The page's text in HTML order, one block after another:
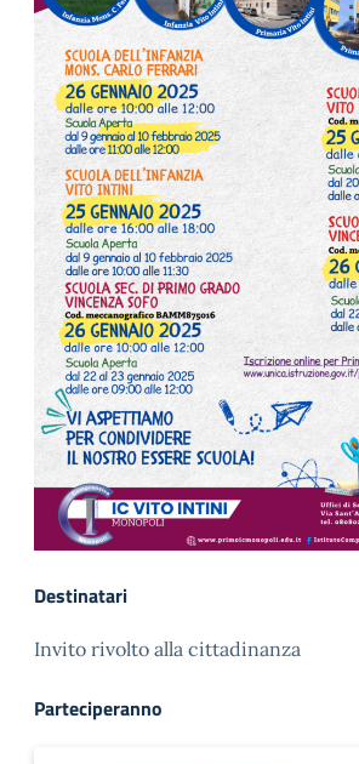
Destinatari
Invito rivolto alla cittadinanza
Parteciperanno